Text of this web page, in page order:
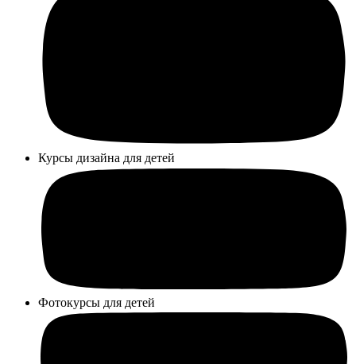
Курсы дизайна для детей
Фотокурсы для детей